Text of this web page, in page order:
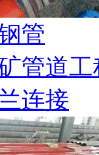
管
管道工
连接